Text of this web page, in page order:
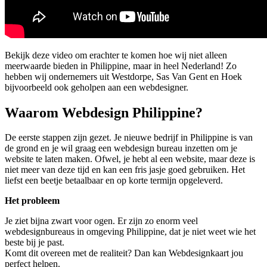
Bekijk deze video om erachter te komen hoe wij niet alleen
meerwaarde bieden in Philippine, maar in heel Nederland! Zo
hebben wij ondernemers uit Westdorpe, Sas Van Gent en Hoek
bijvoorbeeld ook geholpen aan een webdesigner.
Waarom Webdesign Philippine?
De eerste stappen zijn gezet. Je nieuwe bedrijf in Philippine is van
de grond en je wil graag een webdesign bureau inzetten om je
website te laten maken. Ofwel, je hebt al een website, maar deze is
niet meer van deze tijd en kan een fris jasje goed gebruiken. Het
liefst een beetje betaalbaar en op korte termijn opgeleverd.
Het probleem
Je ziet bijna zwart voor ogen. Er zijn zo enorm veel
webdesignbureaus in omgeving Philippine, dat je niet weet wie het
beste bij je past.
Komt dit overeen met de realiteit? Dan kan Webdesignkaart jou
perfect helpen.